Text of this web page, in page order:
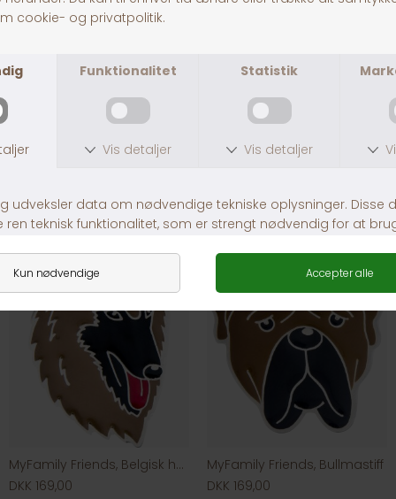
MyFamily Friends, Belgisk hyrdehund
DKK 169,00
MyFamily Friends, Bullmastiff
DKK 169,00